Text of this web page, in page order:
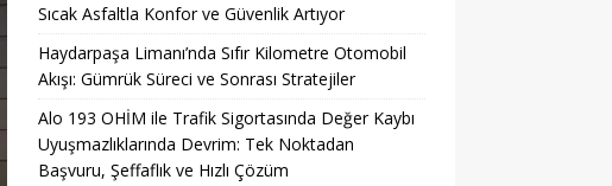
Sıcak Asfaltla Konfor ve Güvenlik Artıyor
Haydarpaşa Limanı’nda Sıfır Kilometre Otomobil
Akışı: Gümrük Süreci ve Sonrası Stratejiler
Alo 193 OHİM ile Trafik Sigortasında Değer Kaybı
Uyuşmazlıklarında Devrim: Tek Noktadan
Başvuru, Şeffaflık ve Hızlı Çözüm